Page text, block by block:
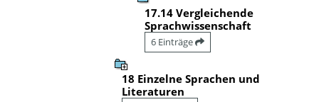
17.14 Vergleichende
Sprachwissenschaft
6 Einträge
18 Einzelne Sprachen und
Literaturen